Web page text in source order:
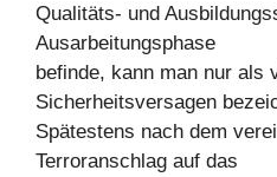
Qualitäts- und
Ausarbeitungsphase
befinde, kann man nur als
Sicherheitsversagen
Spätestens nach dem
Terroranschlag auf das